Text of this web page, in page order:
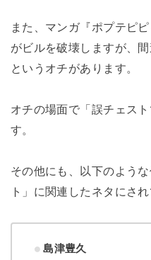
また、マンガ『ポプテピ
がビルを破壊しますが、
というオチがあります。
オチの場面で「誤チェス
す。
その他にも、以下のよう
ト」に関連したネタにされ
島津豊久